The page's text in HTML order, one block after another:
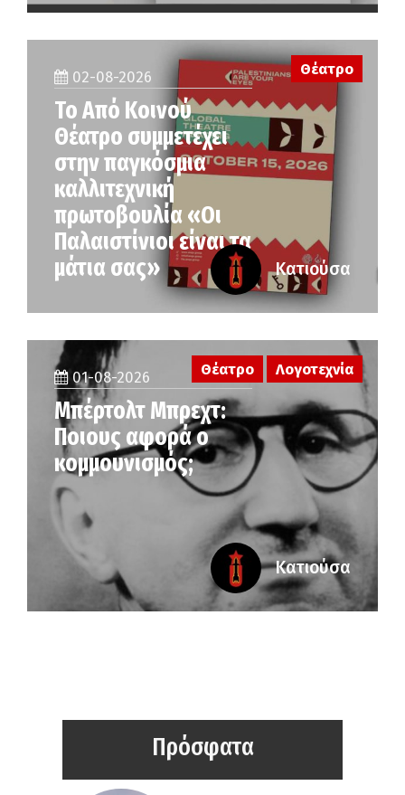
02-08-2026
Το Από Κοινού
Θέατρο συμμετέχει
στην παγκόσμια
καλλιτεχνική
πρωτοβουλία «Οι
Παλαιστίνιοι είναι τα
μάτια σας»
Θέατρο
Κατιούσα
01-08-2026
Μπέρτολτ Μπρεχτ:
Ποιους αφορά ο
κομμουνισμός;
Θέατρο Λογοτεχνία
Κατιούσα
Πρόσφατα